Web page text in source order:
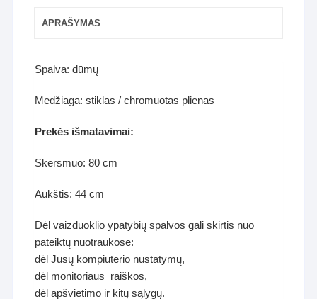
APRAŠYMAS
Spalva: dūmų
Medžiaga: stiklas / chromuotas plienas
Prekės išmatavimai:
Skersmuo: 80 cm
Aukštis: 44 cm
Dėl vaizduoklio ypatybių spalvos gali skirtis nuo
pateiktų nuotraukose:
dėl Jūsų kompiuterio nustatymų,
dėl monitoriaus raiškos,
dėl apšvietimo ir kitų sąlygų.